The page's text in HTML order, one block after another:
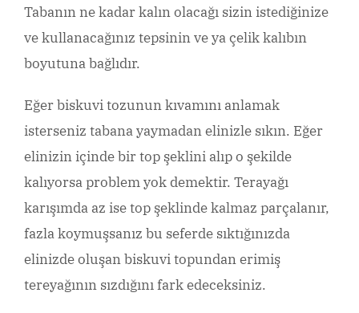
Tabanın ne kadar kalın olacağı sizin istediğinize
ve kullanacağınız tepsinin ve ya çelik kalıbın
boyutuna bağlıdır.
Eğer biskuvi tozunun kıvamını anlamak
isterseniz tabana yaymadan elinizle sıkın. Eğer
elinizin içinde bir top şeklini alıp o şekilde
kalıyorsa problem yok demektir. Terayağı
karışımda az ise top şeklinde kalmaz parçalanır,
fazla koymuşsanız bu seferde sıktığınızda
elinizde oluşan biskuvi topundan erimiş
tereyağının sızdığını fark edeceksiniz.